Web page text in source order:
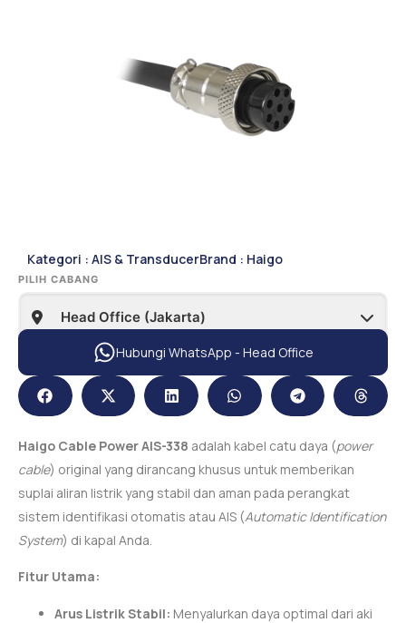
Kategori : AIS & TransducerBrand : Haigo
PILIH CABANG
Hubungi WhatsApp - Head Office
Haigo Cable Power AIS-338 adalah kabel catu daya (power
cable) original yang dirancang khusus untuk memberikan
suplai aliran listrik yang stabil dan aman pada perangkat
sistem identifikasi otomatis atau AIS (Automatic Identification
System) di kapal Anda.
Fitur Utama:
Arus Listrik Stabil: Menyalurkan daya optimal dari aki